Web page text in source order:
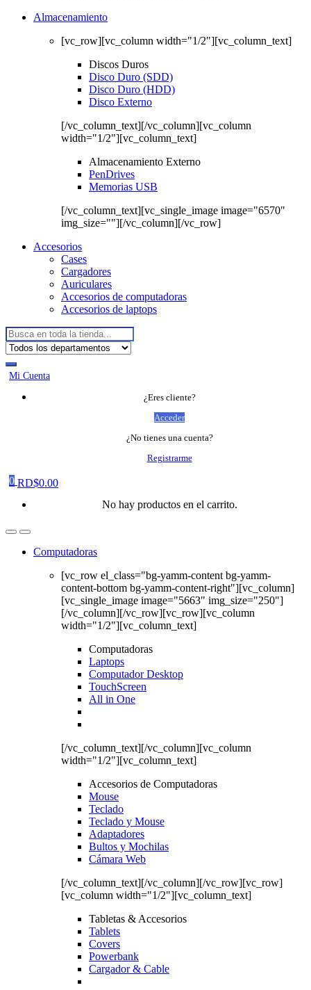
Almacenamiento
[vc_row][vc_column width="1/2"][vc_column_text]
Discos Duros
Disco Duro (SDD)
Disco Duro (HDD)
Disco Externo
[/vc_column_text][/vc_column][vc_column
width="1/2"][vc_column_text]
Almacenamiento Externo
PenDrives
Memorias USB
[/vc_column_text][vc_single_image image="6570"
img_size=""][/vc_column][/vc_row]
Accesorios
Cases
Cargadores
Auriculares
Accesorios de computadoras
Accesorios de laptops
Buscar:
Mi Cuenta
¿Eres cliente?
Acceder
¿No tienes una cuenta?
Registrarme
0 RD$0.00
No hay productos en el carrito.
Computadoras
[vc_row el_class="bg-yamm-content bg-yamm-
content-bottom bg-yamm-content-right"][vc_column]
[vc_single_image image="5663" img_size="250"]
[/vc_column][/vc_row][vc_row][vc_column
width="1/2"][vc_column_text]
Computadoras
Laptops
Computador Desktop
TouchScreen
All in One
[/vc_column_text][/vc_column][vc_column
width="1/2"][vc_column_text]
Accesorios de Computadoras
Mouse
Teclado
Teclado y Mouse
Adaptadores
Bultos y Mochilas
Cámara Web
[/vc_column_text][/vc_column][/vc_row][vc_row]
[vc_column width="1/2"][vc_column_text]
Tabletas & Accesorios
Tablets
Covers
Powerbank
Cargador & Cable